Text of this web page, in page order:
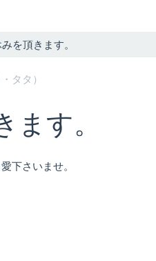
を頂きます。
タタ）
ます。
下さいませ。